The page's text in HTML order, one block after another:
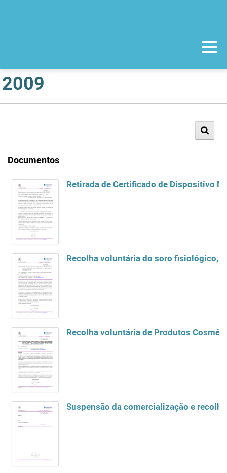
2009
Documentos
Retirada de Certificado de Dispositivo
Recolha voluntária do soro fisiológico,
Recolha voluntária de Produtos